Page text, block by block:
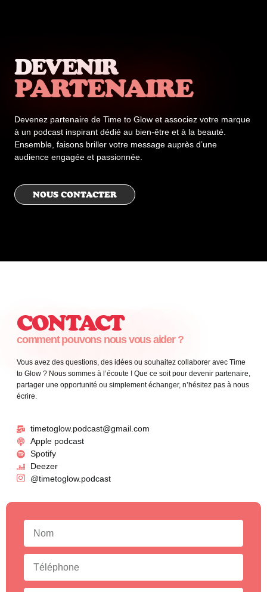
DEVENIR
PARTENAIRE
Devenez partenaire de Time to Glow et associez votre marque
à un podcast inspirant dédié au bien-être et à la beauté.
Ensemble, faisons briller votre message auprès d’une
audience engagée et passionnée.
NOUS CONTACTER
CONTACT
comment pouvons nous vous aider ?
Vous avez des questions, des idées ou souhaitez collaborer avec Time
to Glow ? Nous sommes à l’écoute ! Que ce soit pour devenir partenaire,
partager une opportunité ou simplement échanger, n’hésitez pas à nous
écrire.
timetoglow.podcast@gmail.com
Apple podcast
Spotify
Deezer
@timetoglow.podcast